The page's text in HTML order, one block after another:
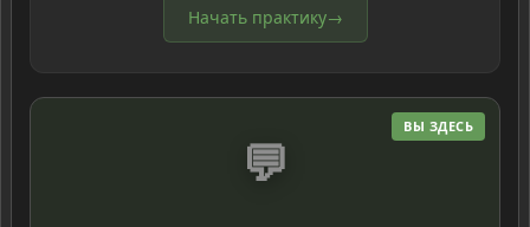
Начать практику→
ВЫ ЗДЕСЬ
💬